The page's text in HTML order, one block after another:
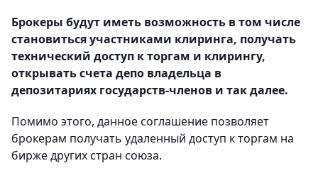
Брокеры будут иметь возможность в том числе
становиться участниками клиринга, получать
технический доступ к торгам и клирингу,
открывать счета депо владельца в
депозитариях государств-членов и так далее.
Помимо этого, данное соглашение позволяет
брокерам получать удаленный доступ к торгам на
бирже других стран союза.